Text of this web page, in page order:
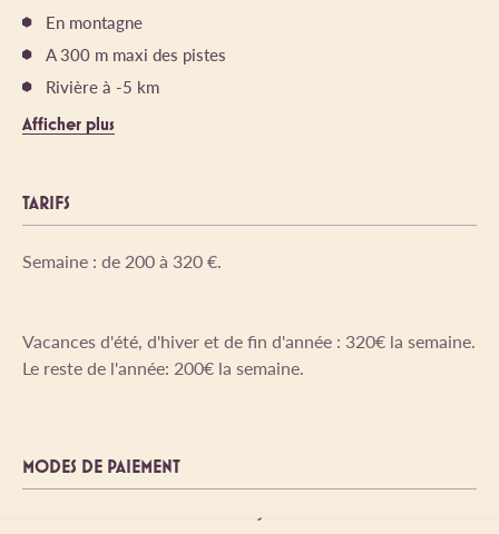
En montagne
A 300 m maxi des pistes
Rivière à -5 km
Afficher plus
TARIFS
Semaine : de 200 à 320 €.
Vacances d'été, d'hiver et de fin d'année : 320€ la semaine.
Le reste de l'année: 200€ la semaine.
MODES DE PAIEMENT